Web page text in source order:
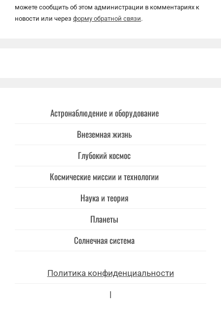
можете сообщить об этом администрации в комментариях к
новости или через форму обратной связи.
Астронаблюдение и оборудование
Внеземная жизнь
Глубокий космос
Космические миссии и технологии
Наука и теория
Планеты
Солнечная система
Политика конфиденциальности
|